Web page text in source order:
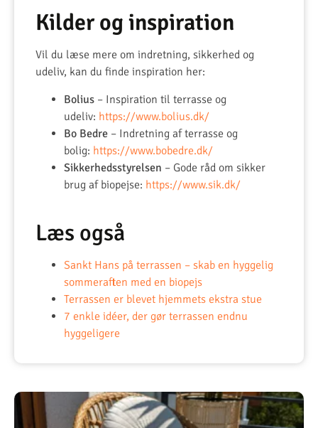
Kilder og inspiration
Vil du læse mere om indretning, sikkerhed og
udeliv, kan du finde inspiration her:
Bolius – Inspiration til terrasse og
udeliv: https://www.bolius.dk/
Bo Bedre – Indretning af terrasse og
bolig: https://www.bobedre.dk/
Sikkerhedsstyrelsen – Gode råd om sikker
brug af biopejse: https://www.sik.dk/
Læs også
Sankt Hans på terrassen – skab en hyggelig
sommeraften med en biopejs
Terrassen er blevet hjemmets ekstra stue
7 enkle idéer, der gør terrassen endnu
hyggeligere